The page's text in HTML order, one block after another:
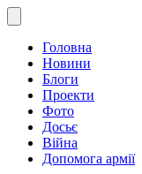
Головна
Новини
Блоги
Проекти
Фото
Досьє
Війна
Допомога армії